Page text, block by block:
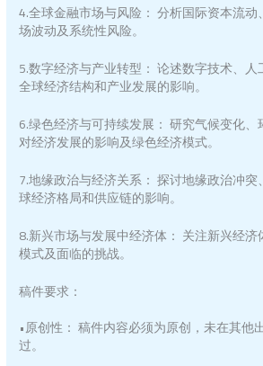
4.全球金融市场与风险： 分析国际资本流
场波动及系统性风险。
5.数字经济与产业转型： 论述数字技术、
全球经济结构和产业发展的影响。
6.绿色经济与可持续发展： 研究气候变化
对经济发展的影响及绿色经济模式。
7.地缘政治与经济关系： 探讨地缘政治冲
球经济格局和供应链的影响。
8.新兴市场与发展中经济体： 关注新兴经
模式及面临的挑战。
稿件要求：
•原创性： 稿件内容必须为原创，未在其他
过。